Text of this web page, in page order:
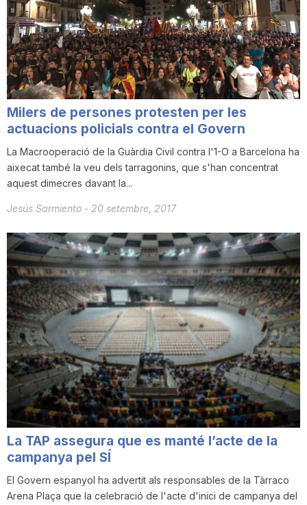
Milers de persones protesten per les
actuacions policials contra el Govern
La Macrooperació de la Guàrdia Civil contra l'1-O a Barcelona ha
aixecat també la veu dels tarragonins, que s'han concentrat
aquest dimecres davant la...
Jesús Sarmiento - 20 setembre, 2017
La TAP assegura que es manté l’acte de la
campanya pel SÍ
El Govern espanyol ha advertit als responsables de la Tàrraco
Arena Plaça que la celebració de l'acte d'inici de campanya del